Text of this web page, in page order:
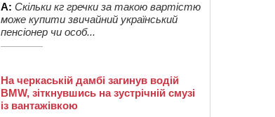
А: Скільки кг гречки за такою вартістю
може купити звичайний український
пенсіонер чи особ...
На черкаській дамбі загинув водій
BMW, зіткнувшись на зустрічній смузі
із вантажівкою